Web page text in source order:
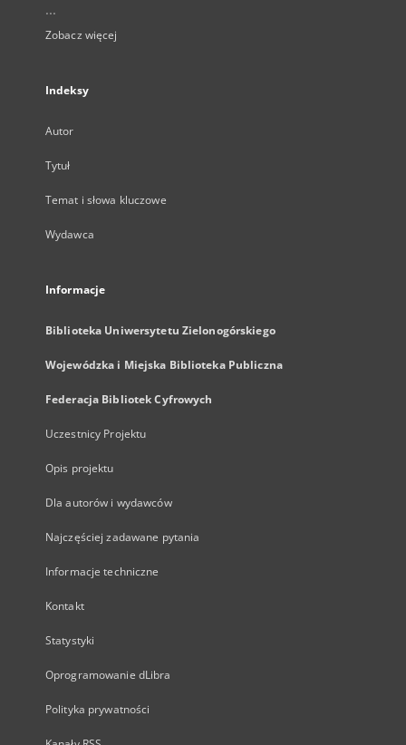
...
Zobacz więcej
Indeksy
Autor
Tytuł
Temat i słowa kluczowe
Wydawca
Informacje
Biblioteka Uniwersytetu Zielonogórskiego
Wojewódzka i Miejska Biblioteka Publiczna
Federacja Bibliotek Cyfrowych
Uczestnicy Projektu
Opis projektu
Dla autorów i wydawców
Najczęściej zadawane pytania
Informacje techniczne
Kontakt
Statystyki
Oprogramowanie dLibra
Polityka prywatności